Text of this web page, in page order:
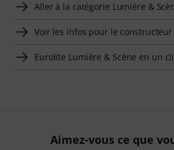
Aller à la catégorie Lumière &
Voir les infos pour le
Eurolite Lumière & Scène en un
Aimez-vous ce que